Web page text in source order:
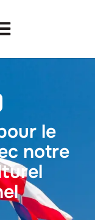
le
notre